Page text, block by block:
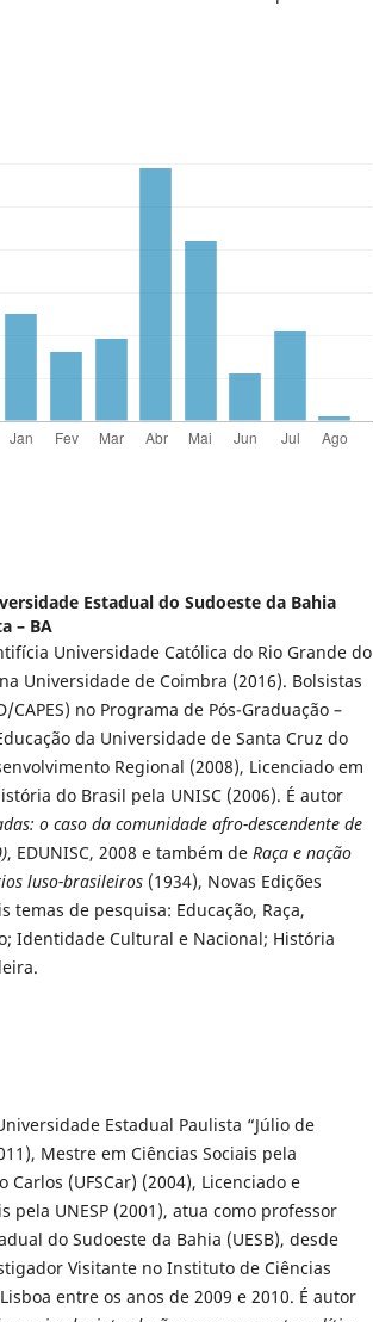
Estadual do Sudoeste da Bahia
– BA
Universidade Católica do Rio Grande do
Universidade de Coimbra (2016). Bolsistas
no Programa de Pós-Graduação –
da Universidade de Santa Cruz do
Regional (2008), Licenciado em
do Brasil pela UNISC (2006). É autor
o caso da comunidade afro-descendente de
, EDUNISC, 2008 e também de Raça e nação
luso-brasileiros (1934), Novas Edições
temas de pesquisa: Educação, Raça,
Identidade Cultural e Nacional; História
Estadual Paulista “Júlio de
Mestre em Ciências Sociais pela
Carlos (UFSCar) (2004), Licenciado e
pela UNESP (2001), atua como professor
do Sudoeste da Bahia (UESB), desde
Visitante no Instituto de Ciências
entre os anos de 2009 e 2010. É autor